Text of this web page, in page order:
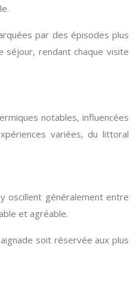
par des épisodes plus
séjour, rendant chaque visite
notables, influencées
variées, du littoral
oscillent généralement entre
et agréable.
soit réservée aux plus